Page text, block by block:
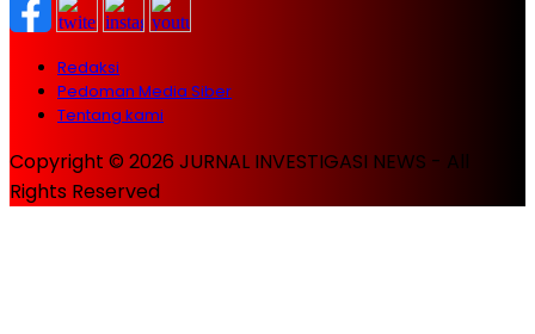
Redaksi
Pedoman Media Siber
Tentang kami
Copyright © 2026 JURNAL INVESTIGASI NEWS - All
Rights Reserved